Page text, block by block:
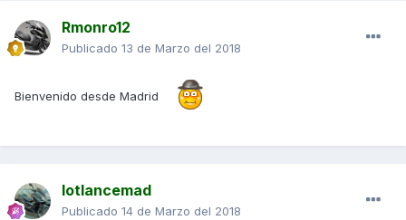
Rmonro12
Publicado 13 de Marzo del 2018
Bienvenido desde Madrid
lotlancemad
Publicado 14 de Marzo del 2018